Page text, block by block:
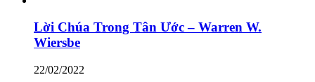
Lời Chúa Trong Tân Ước – Warren W.
Wiersbe
22/02/2022